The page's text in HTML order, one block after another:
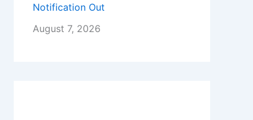
Notification Out
August 7, 2026